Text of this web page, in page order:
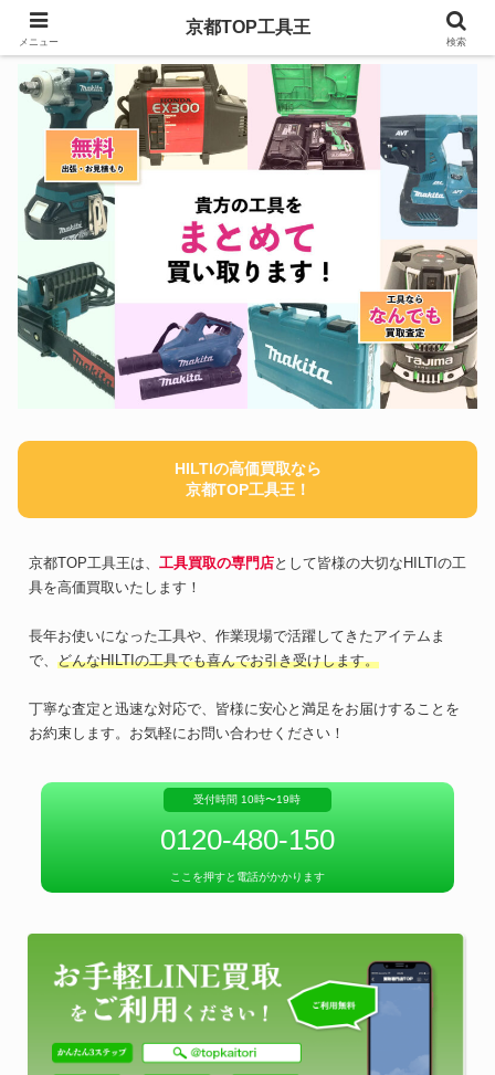
HILTIの高価買取なら
京都TOP工具王！
京都TOP工具王は、 工具買取の専門店として皆様の大切なHILTIの工
具を高価買取いたします！
長年お使いになった工具や、作業現場で活躍してきたアイテムま
で、 どんなHILTIの工具でも喜んでお引き受けします。
丁寧な査定と迅速な対応で、皆様に安心と満足をお届けすることを
お約束します。お気軽にお問い合わせください！
受付時間 10時〜19時
0120-480-150
ここを押すと電話がかかります
メニュー
京都TOP工具王
検索